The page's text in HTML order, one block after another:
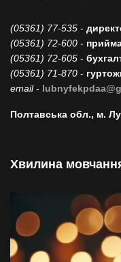
(05361) 77-535 -
(05361) 72-600 -
(05361) 72-605 -
(05361) 71-870 -
email -
Полтавська обл., м.
Хвилина